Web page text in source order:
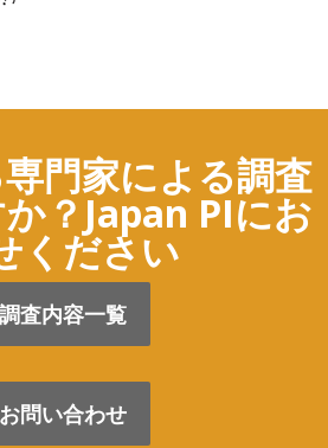
門家による調査
？Japan PIにお
ください
調査内容一覧
お問い合わせ